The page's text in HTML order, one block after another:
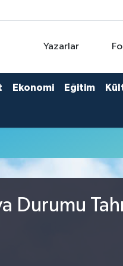
Yazarlar
Ekonomi Eğitim
Durumu